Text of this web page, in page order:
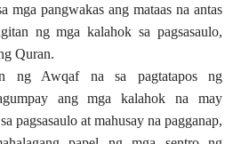
mga pangwakas ang mataas na antas
ng mga kalahok sa pagsasaulo,
Quran.
ng Awqaf na sa pagtatapos ng
ang mga kalahok na may
pagsasaulo at mahusay na pagganap,